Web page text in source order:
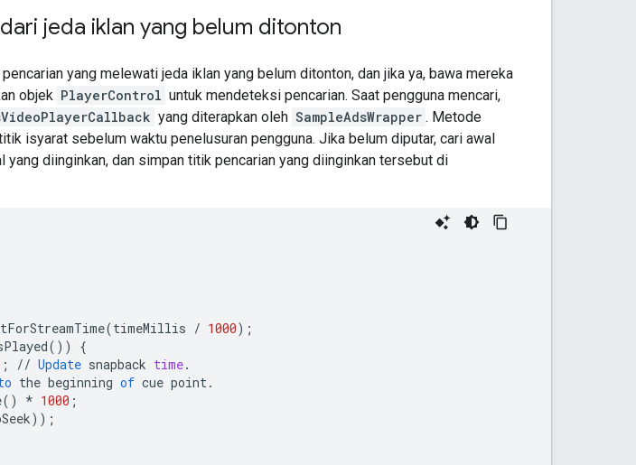
jeda iklan yang belum ditonton
yang melewati jeda iklan yang belum ditonton, dan jika ya, bawa mereka
objek PlayerControl untuk mendeteksi pencarian. Saat pengguna mencari,
yang diterapkan oleh SampleAdsWrapper . Metode
isyarat sebelum waktu penelusuran pengguna. Jika belum diputar, cari awal
yang diinginkan, dan simpan titik pencarian yang diinginkan tersebut di
(timeMillis / 1000);
())
{
; // Update snapback time.
the beginning of cue point .
() * 1000 ;
));